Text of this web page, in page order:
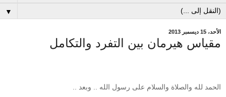
▼
الأحد، 15 ديسمبر 2013
مقياس هيرمان بين التفرد والتكامل
الحمد لله والصلاة والسلام على رسول الله .. وبعد ..